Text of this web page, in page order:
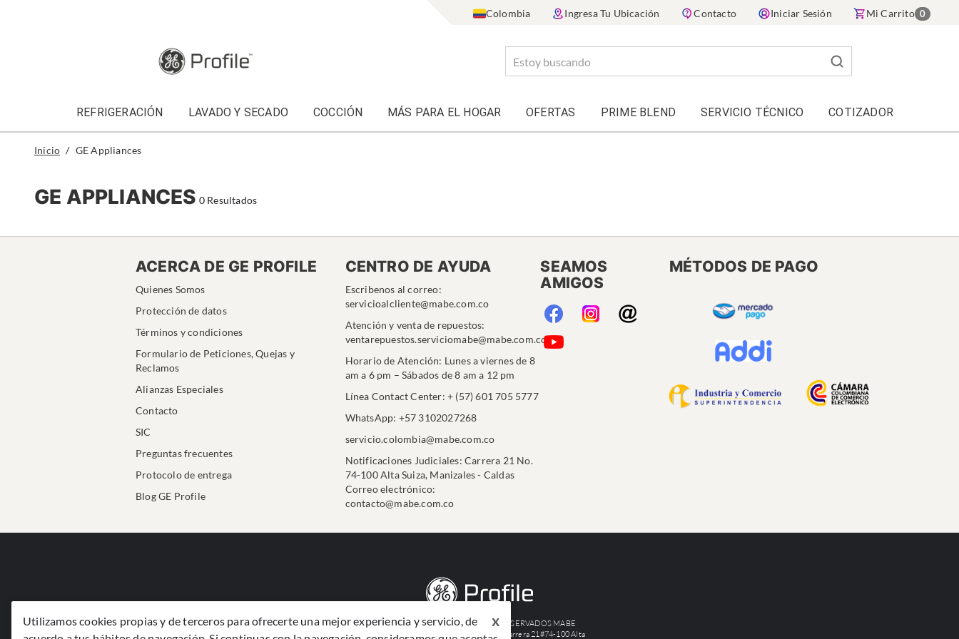
Colombia Ingresa Tu Ubicación Contacto Iniciar Sesión Mi Carrito 0
REFRIGERACIÓN LAVADO Y SECADO COCCIÓN MÁS PARA EL HOGAR OFERTAS PRIME BLEND SERVICIO TÉCNICO COTIZADOR
x
Utilizamos cookies propias y de terceros para ofrecerte una mejor experiencia y servicio, de
Inicio GE Appliances
GE APPLIANCES 0 Resultados
ACERCA DE GE PROFILE
Quienes Somos
Protección de datos
Términos y condiciones
Formulario de Peticiones, Quejas y
Reclamos
Alianzas Especiales
Contacto
SIC
Preguntas frecuentes
Protocolo de entrega
Blog GE Profile
CENTRO DE AYUDA
Escribenos al correo:
servicioalcliente@mabe.com.co
Atención y venta de repuestos:
ventarepuestos.serviciomabe@mabe.com.co
Horario de Atención: Lunes a viernes de 8
am a 6 pm – Sábados de 8 am a 12 pm
Línea Contact Center: + (57) 601 705 5777
WhatsApp: +57 3102027268
servicio.colombia@mabe.com.co
Notificaciones Judiciales: Carrera 21 No.
74-100 Alta Suiza, Manizales - Caldas
Correo electrónico:
contacto@mabe.com.co
SEAMOS
AMIGOS
MÉTODOS DE PAGO
©2024 TODOS LOS DERECHOS RESERVADOS MABE
COLOMBIA S.A.S. Nit: 890801748-7 Carrera 21#74-100 Alta